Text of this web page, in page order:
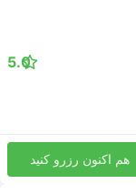
5.0
هم اکنون رزرو کنید